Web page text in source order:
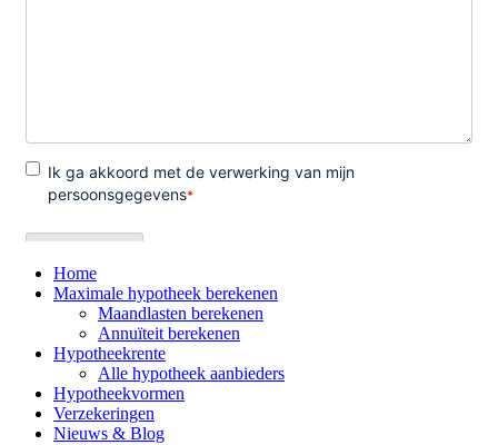
Home
Maximale hypotheek berekenen
Maandlasten berekenen
Annuïteit berekenen
Hypotheekrente
Alle hypotheek aanbieders
Hypotheekvormen
Verzekeringen
Nieuws & Blog